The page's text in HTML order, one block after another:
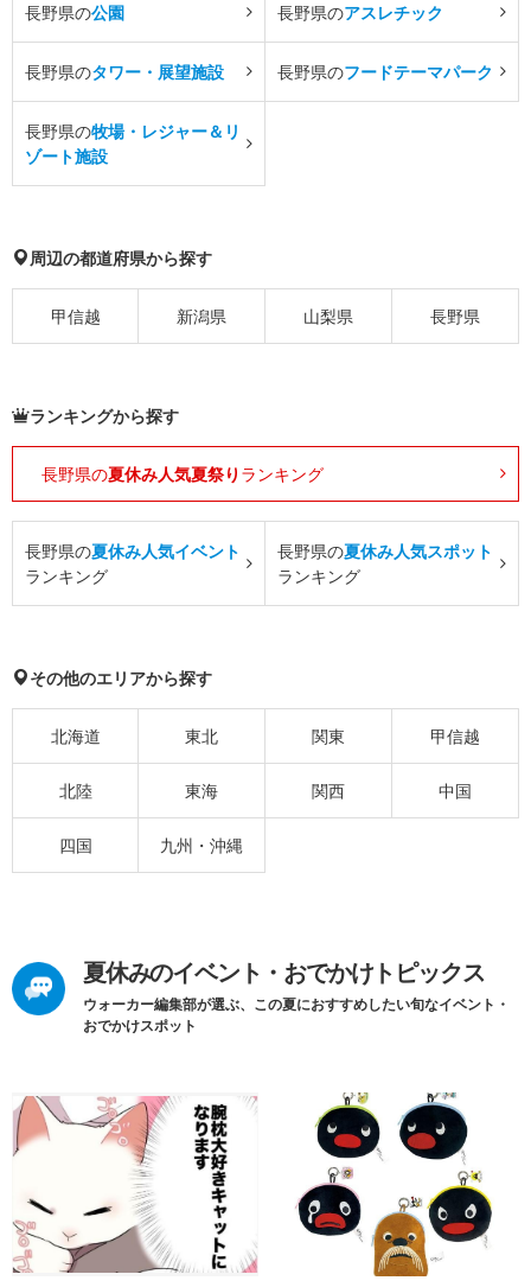
長野県の公園 長野県のアスレチック
長野県のタワー・展望施設 長野県のフードテーマパーク
長野県の牧場・レジャー＆リ
ゾート施設
周辺の都道府県から探す
甲信越 新潟県 山梨県 長野県
ランキングから探す
長野県の夏休み人気夏祭り ランキング
長野県の夏休み人気イベント
ランキング
長野県の夏休み人気スポット
ランキング
その他のエリアから探す
北海道 東北 関東 甲信越
北陸 東海 関西 中国
四国 九州・沖縄
夏休みのイベント・おでかけトピックス
ウォーカー編集部が選ぶ、この夏におすすめしたい旬なイベント・
おでかけスポット